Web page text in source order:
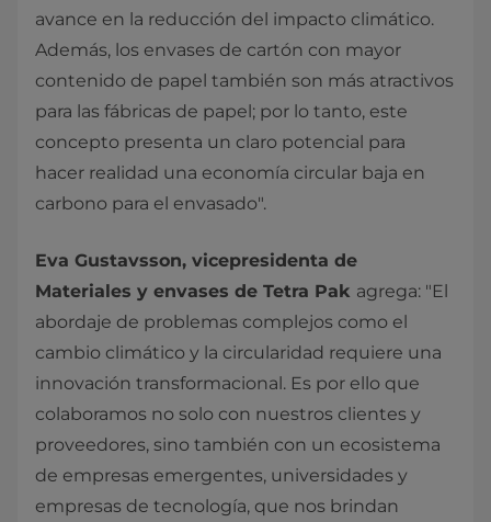
avance en la reducción del impacto climático.
Además, los envases de cartón con mayor
contenido de papel también son más atractivos
para las fábricas de papel; por lo tanto, este
concepto presenta un claro potencial para
hacer realidad una economía circular baja en
carbono para el envasado".
Eva Gustavsson, vicepresidenta de
Materiales y envases de Tetra Pak agrega: "El
abordaje de problemas complejos como el
cambio climático y la circularidad requiere una
innovación transformacional. Es por ello que
colaboramos no solo con nuestros clientes y
proveedores, sino también con un ecosistema
de empresas emergentes, universidades y
empresas de tecnología, que nos brindan